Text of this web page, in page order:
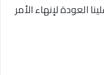
العودة لإنهاء الأمر